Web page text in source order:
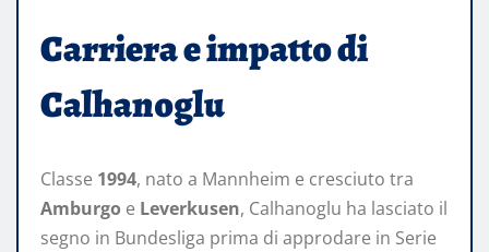
Carriera e impatto di
Calhanoglu
Classe 1994, nato a Mannheim e cresciuto tra
Amburgo e Leverkusen, Calhanoglu ha lasciato il
segno in Bundesliga prima di approdare in Serie